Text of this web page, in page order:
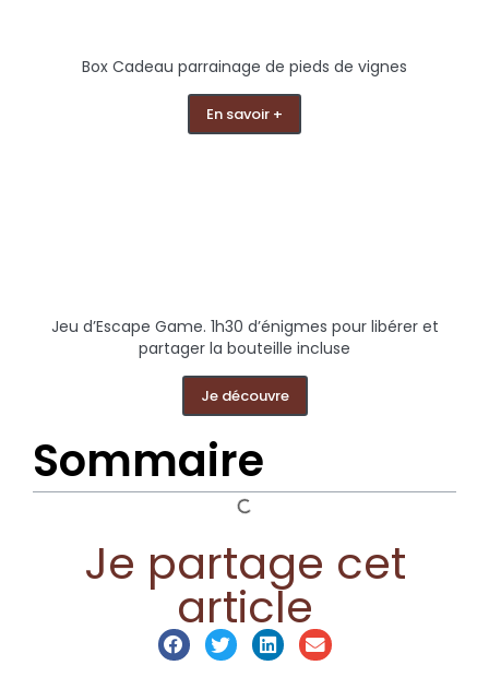
Box Cadeau parrainage de pieds de vignes
En savoir +
Jeu d’Escape Game. 1h30 d’énigmes pour libérer et
partager la bouteille incluse
Je découvre
Sommaire
Je partage cet
article